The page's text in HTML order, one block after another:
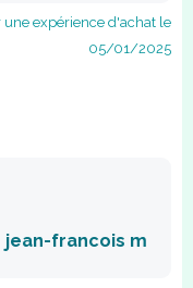
expérience d'achat le
05/01/2025
jean-francois m